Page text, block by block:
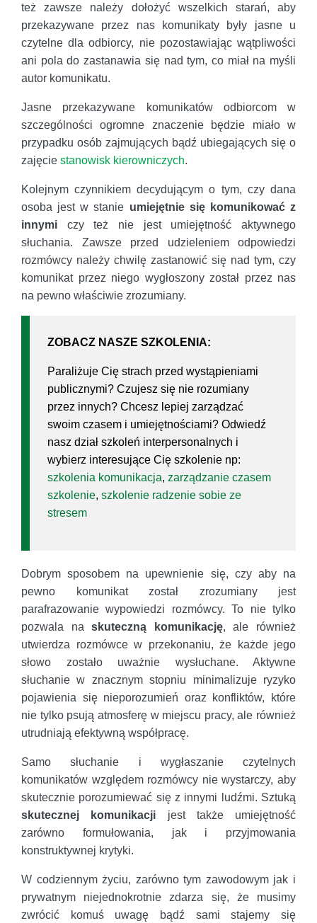
też zawsze należy dołożyć wszelkich starań, aby
przekazywane przez nas komunikaty były jasne u
czytelne dla odbiorcy, nie pozostawiając wątpliwości
ani pola do zastanawia się nad tym, co miał na myśli
autor komunikatu.
Jasne przekazywane komunikatów odbiorcom w
szczególności ogromne znaczenie będzie miało w
przypadku osób zajmujących bądź ubiegających się o
zajęcie stanowisk kierowniczych.
Kolejnym czynnikiem decydującym o tym, czy dana
osoba jest w stanie umiejętnie się komunikować z
innymi czy też nie jest umiejętność aktywnego
słuchania. Zawsze przed udzieleniem odpowiedzi
rozmówcy należy chwilę zastanowić się nad tym, czy
komunikat przez niego wygłoszony został przez nas
na pewno właściwie zrozumiany.
ZOBACZ NASZE SZKOLENIA:
Paraliżuje Cię strach przed wystąpieniami
publicznymi? Czujesz się nie rozumiany
przez innych? Chcesz lepiej zarządzać
swoim czasem i umiejętnościami? Odwiedź
nasz dział szkoleń interpersonalnych i
wybierz interesujące Cię szkolenie np:
szkolenia komunikacja, zarządzanie czasem
szkolenie, szkolenie radzenie sobie ze
stresem
Dobrym sposobem na upewnienie się, czy aby na
pewno komunikat został zrozumiany jest
parafrazowanie wypowiedzi rozmówcy. To nie tylko
pozwala naskuteczną komunikację, ale również
utwierdza rozmówce w przekonaniu, że każde jego
słowo zostało uważnie wysłuchane. Aktywne
słuchanie w znacznym stopniu minimalizuje ryzyko
pojawienia się nieporozumień oraz konfliktów, które
nie tylko psują atmosferę w miejscu pracy, ale również
utrudniają efektywną współpracę.
Samo słuchanie i wygłaszanie czytelnych
komunikatów względem rozmówcy nie wystarczy, aby
skutecznie porozumiewać się z innymi ludźmi. Sztuką
skutecznej komunikacji jest także umiejętność
zarówno formułowania, jak i przyjmowania
konstruktywnej krytyki.
W codziennym życiu, zarówno tym zawodowym jak i
prywatnym niejednokrotnie zdarza się, że musimy
zwrócić komuś uwagę bądź sami stajemy się